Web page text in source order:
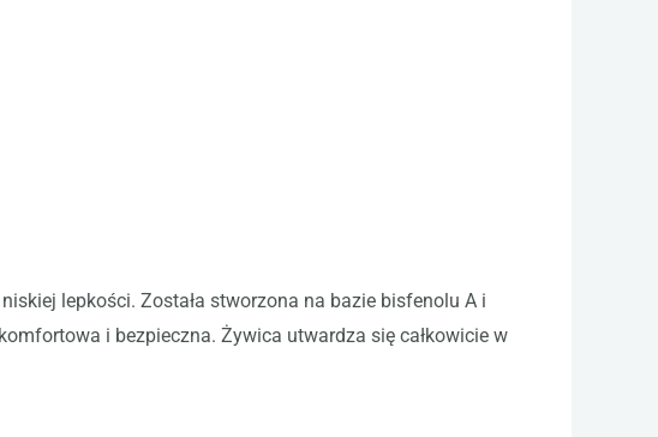
lepkości. Została stworzona na bazie bisfenolu A i
i bezpieczna. Żywica utwardza się całkowicie w